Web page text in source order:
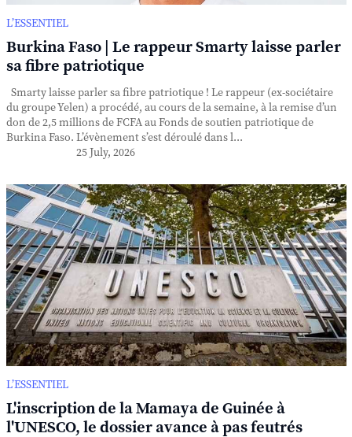
L’ESSENTIEL
Burkina Faso | Le rappeur Smarty laisse parler
sa fibre patriotique
Smarty laisse parler sa fibre patriotique ! Le rappeur (ex-sociétaire
du groupe Yelen) a procédé, au cours de la semaine, à la remise d’un
don de 2,5 millions de FCFA au Fonds de soutien patriotique de
Burkina Faso. L’évènement s’est déroulé dans l...
25 July, 2026
L’ESSENTIEL
L'inscription de la Mamaya de Guinée à
l'UNESCO, le dossier avance à pas feutrés